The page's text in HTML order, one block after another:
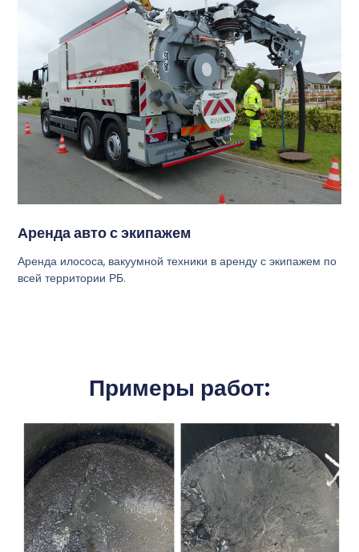
Аренда авто с экипажем
Аренда илососа, вакуумной техники в аренду с экипажем по
всей территории РБ.
Примеры работ: